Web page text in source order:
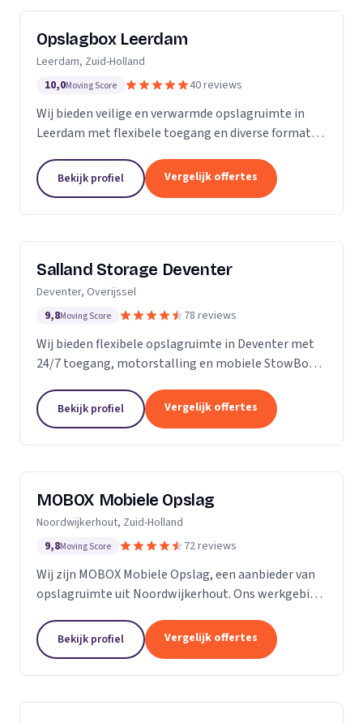
Opslagbox Leerdam
Leerdam, Zuid-Holland
10,0Moving Score 40 reviews
Wij bieden veilige en verwarmde opslagruimte in
Leerdam met flexibele toegang en diverse formaten
Bekijk profiel Vergelijk offertes
Salland Storage Deventer
Deventer, Overijssel
9,8Moving Score 78 reviews
Wij bieden flexibele opslagruimte in Deventer met
24/7 toegang, motorstalling en mobiele StowBox
Bekijk profiel Vergelijk offertes
MOBOX Mobiele Opslag
Noordwijkerhout, Zuid-Holland
9,8Moving Score 72 reviews
Wij zijn MOBOX Mobiele Opslag, een aanbieder van
opslagruimte uit Noordwijkerhout. Ons werkgebied
Bekijk profiel Vergelijk offertes